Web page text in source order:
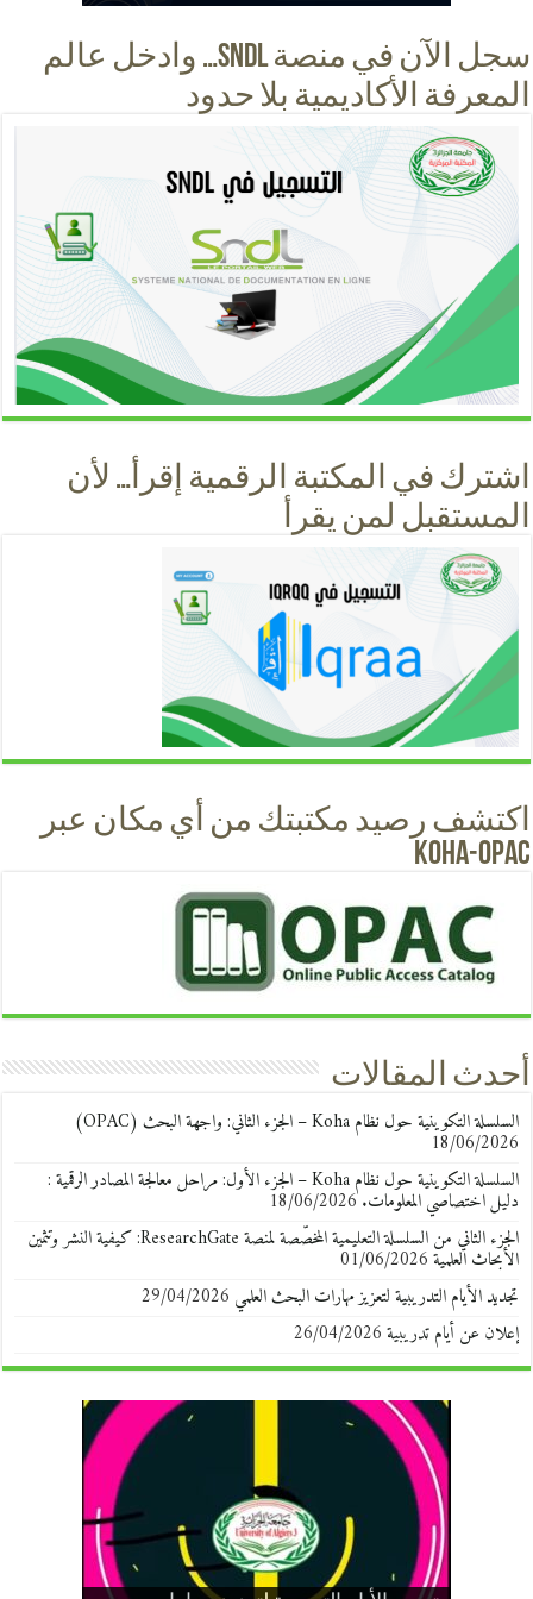
سجل الآن في منصة SNDL… وادخل عالم
المعرفة الأكاديمية بلا حدود
اشترك في المكتبة الرقمية إقرأ… لأن
المستقبل لمن يقرأ
اكتشف رصيد مكتبتك من أي مكان عبر
KOHA-OPAC
أحدث المقالات
السلسلة التكوينية حول نظام Koha – الجزء الثاني: واجهة البحث (OPAC)
18/06/2026
السلسلة التكوينية حول نظام Koha – الجزء الأول: مراحل معالجة المصادر الرقمية :
دليل اختصاصي المعلومات.18/06/2026
الجزء الثاني من السلسلة التعليمية المخصّصة لمنصة ResearchGate: كيفية النشر وتثمين
الأبحاث العلمية01/06/2026
تجديد الأيام التدريبية لتعزيز مهارات البحث العلمي 29/04/2026
إعلان عن أيام تدريبية26/04/2026
إعلان بخصوص ضبط حسابات